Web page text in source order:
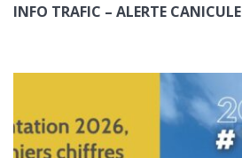
INFO TRAFIC – ALERTE CANICULE